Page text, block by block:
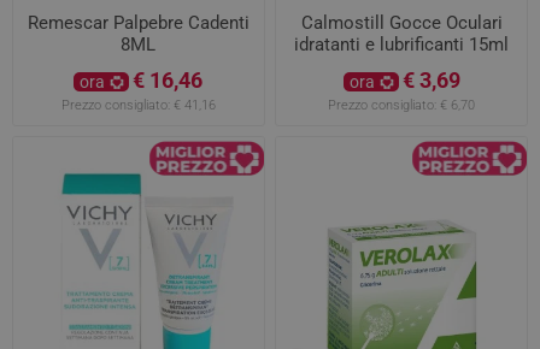
Remescar Palpebre Cadenti
8ML
ora € 16,46
Prezzo consigliato: € 41,16
Calmostill Gocce Oculari
idratanti e lubrificanti 15ml
ora € 3,69
Prezzo consigliato: € 6,70